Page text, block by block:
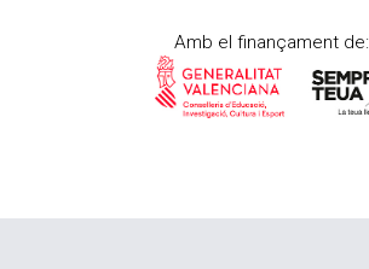
Amb el finançament de: